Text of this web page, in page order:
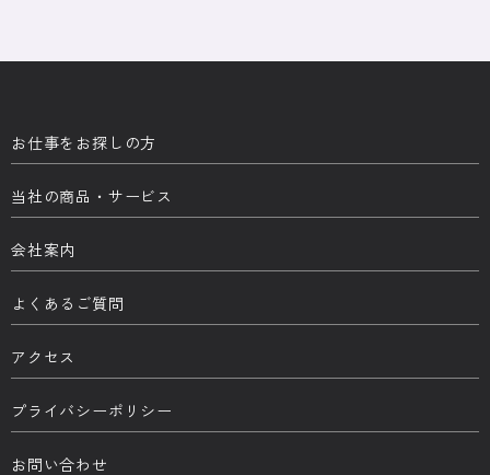
お仕事をお探しの方
当社の商品・サービス
会社案内
よくあるご質問
アクセス
プライバシーポリシー
お問い合わせ